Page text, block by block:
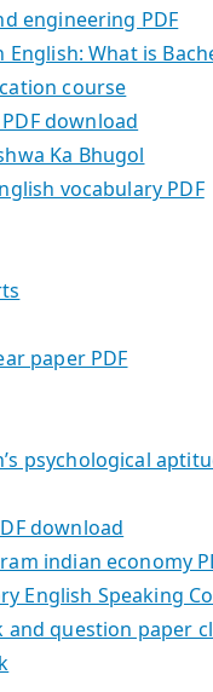
engineering PDF
English: What is
course
download
Ka Bhugol
vocabulary PDF
paper PDF
psychological
download
indian economy
English Speaking
and question paper